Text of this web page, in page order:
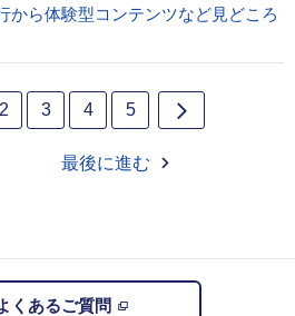
から体験型コンテンツなど見どころ
2 3 4 5
最後に進む
くあるご質問